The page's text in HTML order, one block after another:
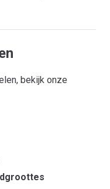
bekijk onze